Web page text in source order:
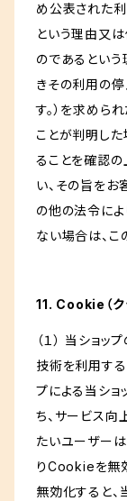
め公表された
という理由又
のであるとい
きその利用の停
す。）を求めら
ことが判明し
ることを確認
い、その旨をお
の他の法令に
ない場合は、こ
11. Cookie（ク
（１） 当ショ
技術を利用する
プによる当シ
ち、サービス
たいユーザーは
りCookieを無
無効化すると、